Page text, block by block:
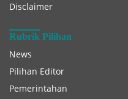
Disclaimer
Rubrik Pilihan
News
Pilihan Editor
Pemerintahan